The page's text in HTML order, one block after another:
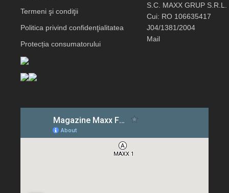
Termeni şi condiţii
Politica privind confidenţialitatea
Protecția consumatorului
S.C. MAXX GRUP S.R.L.
Cui: RO 106635417
J04/1381/2004
Mail